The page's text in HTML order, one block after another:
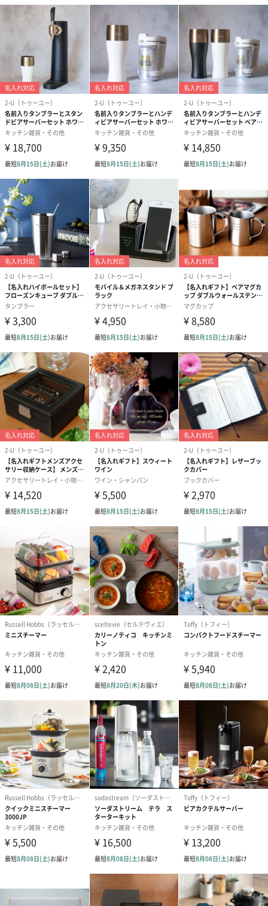
超音波が叶える、驚くほどクリーミーな極上の泡
セットのハンディビアサーバーは、いつもの缶ビールに取り付け
るだけ。超音波の細かい振動が、お店で飲むようなきめ細かくク
リーミーな泡を生み出します。グラスに注ぐだけで、口当たりの
良い滑らかな泡がビールを優しく蓋し、最後の一滴まで美味しさ
を逃しません。ご自宅の食卓が、至福の空間へと早変わりしま
す。
「お疲れ様」と「おめでとう」の気持ちを込めて
父の日や誕生日、退職祝いなど、人生の節目を彩るギフトにぴっ
たりなセットです。大切な人とグラスを傾け合う時間が、さらに
温かく、笑顔あふれるものになりますように。至福の乾杯タイム
を、あなたの特別な想いとともに贈りませんか。
商品詳細情報
名前入りタン
ブラー
サイズ : 約 φ74 x H185 mm
重量 : 約 195 g
容量 : 約 480 ml
材質 : ステンレス鋼 (内びん), ステンレス鋼 (アクリル
樹脂塗装加工) (外びん)
保温効力 : 95.5 ℃ → 59 ℃ (1時間)
保冷効力 : 3.9 ℃ → 5.5 ℃ (1時間)
生産国：中国
ハンディービ
アサーバー
サイズ : 約 W118 x H135 x D74 mm
重量 : 約 115 g
材質 : ABS, シリコン
電源 : アルカリ乾電池単4形 x 2 (別売)
電池持続時間 : 約30分
耐熱温度 : 60 ℃
耐冷温度 : -5 ℃
保証期間 : 6ヶ月間
対象年齢 : 20歳以上
ボックス : 約 135 x 76 x 195 mm
商品オプション情報
文字入れフォント
FE-01 （英語フォント）
（0円）
FE-02（英語フォント）
（0円）
FE-03（英語
（0円）
メッセージカード
オリジナルのメッセージカードをご用意いたします。